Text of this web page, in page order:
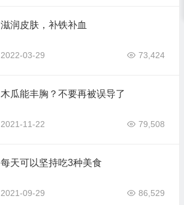
滋润皮肤，补铁补血
2022-03-29 73,424
木瓜能丰胸？不要再被误导了
2021-11-22 79,508
每天可以坚持吃3种美食
2021-09-29 86,529